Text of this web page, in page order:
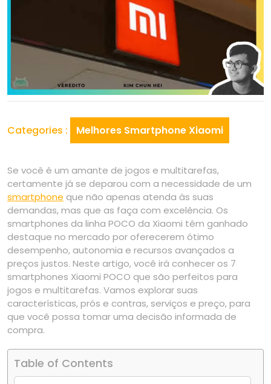
Categories : Melhores Smartphone Xiaomi
Se você é um amante de jogos e multitarefas,
certamente já se deparou com a necessidade de um
smartphone que não apenas atenda às suas
demandas, mas que as faça com excelência. Os
smartphones da linha POCO da Xiaomi têm ganhado
destaque no mercado por oferecerem ótimo
desempenho, autonomia e recursos avançados a
preços justos. Neste artigo, você irá conhecer os 7
smartphones Xiaomi POCO que são perfeitos para
jogos e multitarefas. Vamos explorar suas
características, prós e contras, serviços e preço, para
que você possa tomar uma decisão informada de
compra.
Table of Contents